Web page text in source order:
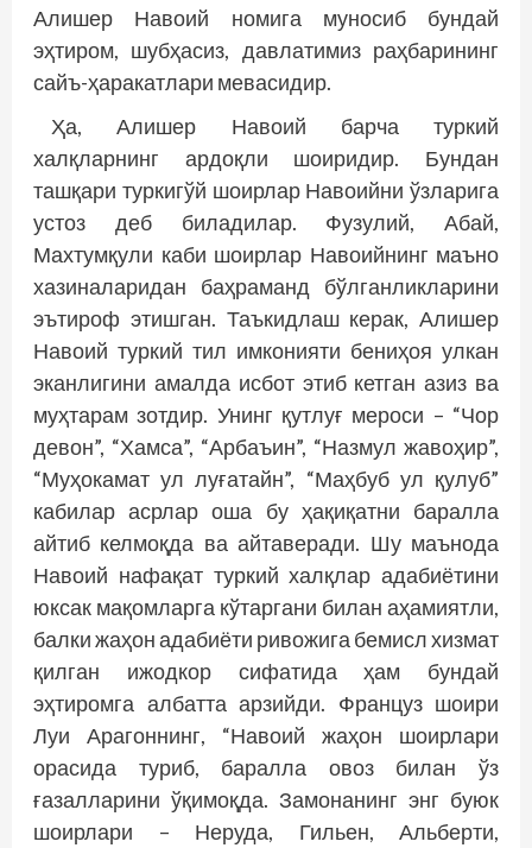
Алишер Навоий номига муносиб бундай
эҳтиром, шубҳасиз, давлатимиз раҳбарининг
сайъ-ҳаракатлари мевасидир.
Ҳа, Алишер Навоий барча туркий
халқларнинг ардоқли шоиридир. Бундан
ташқари туркигўй шоирлар Навоийни ўзларига
устоз деб биладилар. Фузулий, Абай,
Махтумқули каби шоирлар Навоийнинг маъно
хазиналаридан баҳраманд бўлганликларини
эътироф этишган. Таъкидлаш керак, Алишер
Навоий туркий тил имконияти бениҳоя улкан
эканлигини амалда исбот этиб кетган азиз ва
муҳтарам зотдир. Унинг қутлуғ мероси – “Чор
девон”, “Хамса”, “Арбаъин”, “Назмул жавоҳир”,
“Муҳокамат ул луғатайн”, “Маҳбуб ул қулуб”
кабилар асрлар оша бу ҳақиқатни баралла
айтиб келмоқда ва айтаверади. Шу маънода
Навоий нафақат туркий халқлар адабиётини
юксак мақомларга кўтаргани билан аҳамиятли,
балки жаҳон адабиёти ривожига бемисл хизмат
қилган ижодкор сифатида ҳам бундай
эҳтиромга албатта арзийди. Француз шоири
Луи Арагоннинг, “Навоий жаҳон шоирлари
орасида туриб, баралла овоз билан ўз
ғазалларини ўқимоқда. Замонанинг энг буюк
шоирлари – Неруда, Гильен, Альберти,